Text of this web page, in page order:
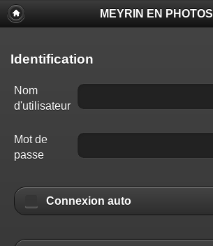
MEYRIN EN PHOTOS
Identification
Nom
d'utilisateur
Mot de
passe
Connexion auto